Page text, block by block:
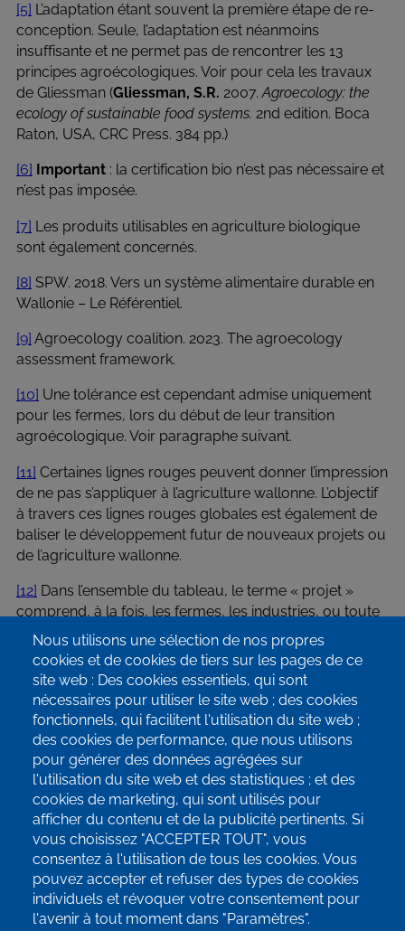
[5] L’adaptation étant souvent la première étape de re-
conception. Seule, l’adaptation est néanmoins
insuffisante et ne permet pas de rencontrer les 13
principes agroécologiques. Voir pour cela les travaux
de Gliessman (Gliessman, S.R. 2007.Agroecology: the
ecology of sustainable food systems. 2nd edition. Boca
Raton, USA, CRC Press. 384 pp.)
[6] Important : la certification bio n’est pas nécessaire et
n’est pas imposée.
[7] Les produits utilisables en agriculture biologique
sont également concernés.
[8] SPW. 2018. Vers un système alimentaire durable en
Wallonie – Le Référentiel.
[9] Agroecology coalition. 2023. The agroecology
assessment framework.
[10] Une tolérance est cependant admise uniquement
pour les fermes, lors du début de leur transition
agroécologique. Voir paragraphe suivant.
[11] Certaines lignes rouges peuvent donner l’impression
de ne pas s’appliquer à l’agriculture wallonne. L’objectif
à travers ces lignes rouges globales est également de
baliser le développement futur de nouveaux projets ou
de l’agriculture wallonne.
[12] Dans l’ensemble du tableau, le terme « projet »
comprend, à la fois, les fermes, les industries, ou toute
autre organisation active dans le système alimentaire.
info@terrae-agroecologie.be
Inscrivez-vous à notre newsletter!
Nous utilisons une sélection de nos propres
cookies et de cookies de tiers sur les pages de ce
site web : Des cookies essentiels, qui sont
nécessaires pour utiliser le site web ; des cookies
fonctionnels, qui facilitent l'utilisation du site web ;
des cookies de performance, que nous utilisons
pour générer des données agrégées sur
l'utilisation du site web et des statistiques ; et des
cookies de marketing, qui sont utilisés pour
afficher du contenu et de la publicité pertinents. Si
vous choisissez "ACCEPTER TOUT", vous
consentez à l'utilisation de tous les cookies. Vous
pouvez accepter et refuser des types de cookies
individuels et révoquer votre consentement pour
l'avenir à tout moment dans "Paramètres".